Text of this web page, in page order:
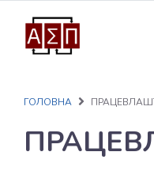
ПЛАНИ
ОФІСУ
ГОЛОВНА